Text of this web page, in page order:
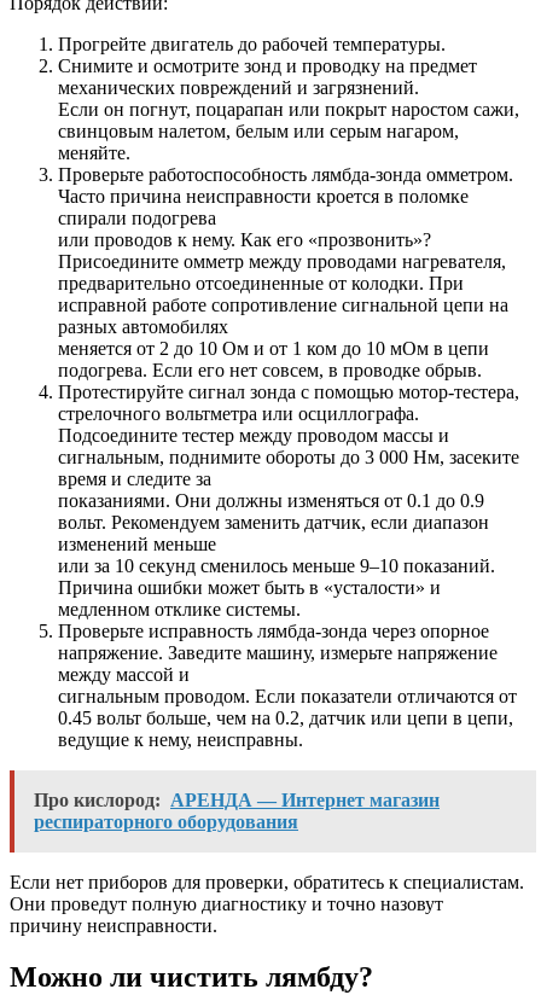
Прогрейте двигатель до рабочей температуры.
Снимите и осмотрите зонд и проводку на предмет
механических повреждений и загрязнений.
Если он погнут, поцарапан или покрыт наростом сажи,
свинцовым налетом, белым или серым нагаром,
меняйте.
Проверьте работоспособность лямбда-зонда омметром.
Часто причина неисправности кроется в поломке
спирали подогрева
или проводов к нему. Как его «прозвонить»?
Присоедините омметр между проводами нагревателя,
предварительно отсоединенные от колодки. При
исправной работе сопротивление сигнальной цепи на
разных автомобилях
меняется от 2 до 10 Ом и от 1 ком до 10 мОм в цепи
подогрева. Если его нет совсем, в проводке обрыв.
Протестируйте сигнал зонда с помощью мотор-тестера,
стрелочного вольтметра или осциллографа.
Подсоедините тестер между проводом массы и
сигнальным, поднимите обороты до 3 000 Нм, засеките
время и следите за
показаниями. Они должны изменяться от 0.1 до 0.9
вольт. Рекомендуем заменить датчик, если диапазон
изменений меньше
или за 10 секунд сменилось меньше 9–10 показаний.
Причина ошибки может быть в «усталости» и
медленном отклике системы.
Проверьте исправность лямбда-зонда через опорное
напряжение. Заведите машину, измерьте напряжение
между массой и
сигнальным проводом. Если показатели отличаются от
0.45 вольт больше, чем на 0.2, датчик или цепи в цепи,
ведущие к нему, неисправны.
Про кислород: АРЕНДА — Интернет магазин
респираторного оборудования
Если нет приборов для проверки, обратитесь к специалистам.
Они проведут полную диагностику и точно назовут
причину неисправности.
Можно ли чистить лямбду?